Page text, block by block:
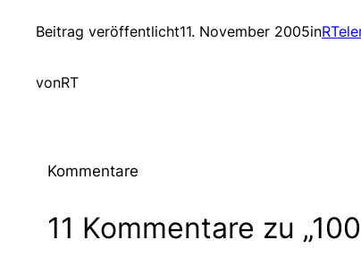
Beitrag veröffentlicht11. November 2005in
vonRT
Kommentare
11 Kommentare zu